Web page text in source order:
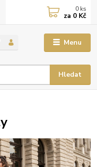
Menu
Hledat
0 ks
za 0 Kč